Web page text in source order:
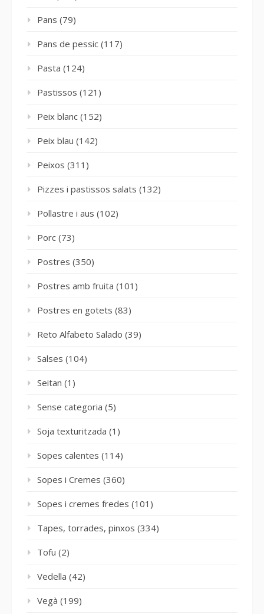
Pans (79)
Pans de pessic (117)
Pasta (124)
Pastissos (121)
Peix blanc (152)
Peix blau (142)
Peixos (311)
Pizzes i pastissos salats (132)
Pollastre i aus (102)
Porc (73)
Postres (350)
Postres amb fruita (101)
Postres en gotets (83)
Reto Alfabeto Salado (39)
Salses (104)
Seitan (1)
Sense categoria (5)
Soja texturitzada (1)
Sopes calentes (114)
Sopes i Cremes (360)
Sopes i cremes fredes (101)
Tapes, torrades, pinxos (334)
Tofu (2)
Vedella (42)
Vegà (199)